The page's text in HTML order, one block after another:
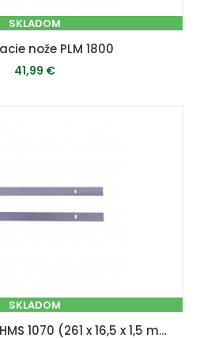
SKLADOM
nože PLM 1800
41,99 €
SKLADOM
hobľovacie nože HMS 1070 (261 x 16,5 x 1,5 mm)